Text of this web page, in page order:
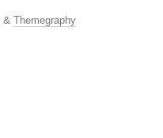
& Themegraphy